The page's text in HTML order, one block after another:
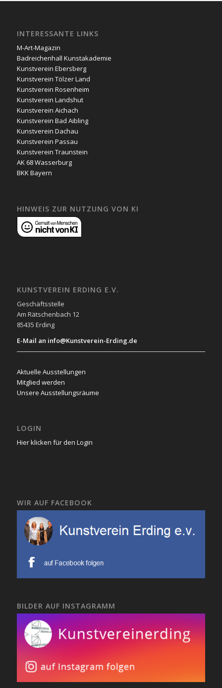
INTERESSANTE LINKS
M-Art-Magazin
Badreichenhall Kunstakademie
Kunstverein Ebersberg
Kunstverein Tölzer Land
Kunstverein Rosenheim
Kunstverein Landshut
Kunstverein Aichach
Kunstverein Bad Aibling
Kunstverein Dachau
Kunstverein Passau
Kunstverein Traunstein
AK 68 Wasserburg
BKK Bayern
HINWEIS ZUR NUTZUNG VON KI
KUNSTVEREIN ERDING E.V.
Geschäftsstelle
Am Rätschenbach 12
85435 Erding
E-Mail an info@Kunstverein-Erding.de
Aktuelle Ausstellungen
Mitglied werden
Unsere Ausstellungsräume
LOGIN
Hier klicken für den Login
WIR AUF FACEBOOK
BILDER AUF INSTAGRAMM